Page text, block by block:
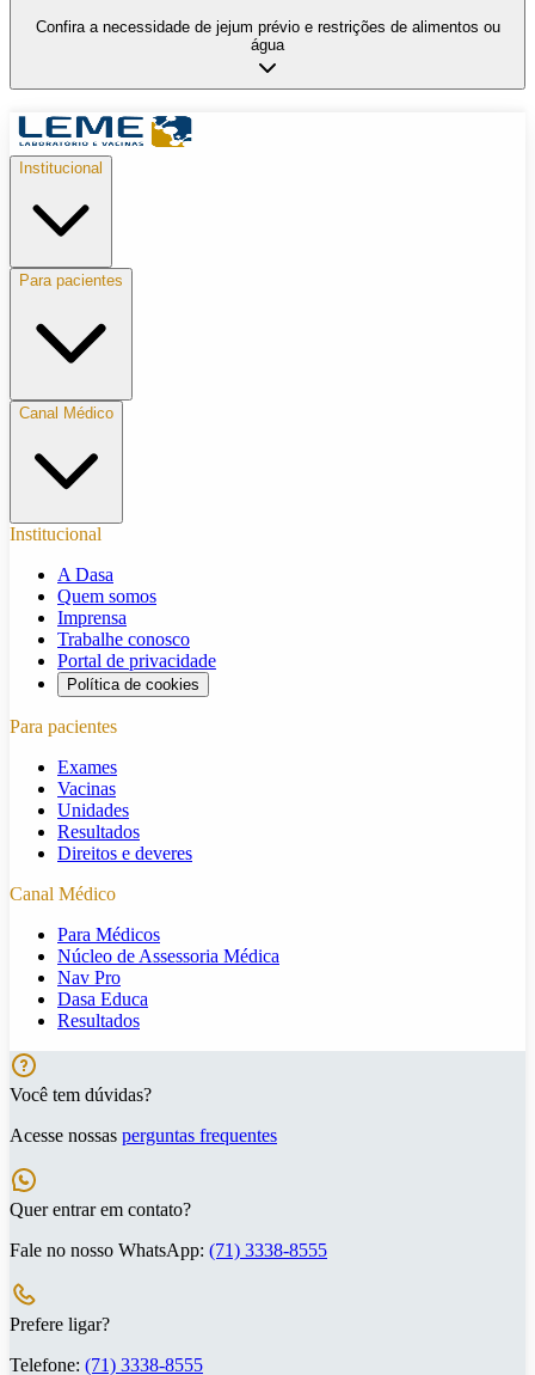
Confira a necessidade de jejum prévio e restrições de alimentos ou
água
Institucional
Para pacientes
Canal Médico
Institucional
A Dasa
Quem somos
Imprensa
Trabalhe conosco
Portal de privacidade
Política de cookies
Para pacientes
Exames
Vacinas
Unidades
Resultados
Direitos e deveres
Canal Médico
Para Médicos
Núcleo de Assessoria Médica
Nav Pro
Dasa Educa
Resultados
Você tem dúvidas?
Acesse nossas perguntas frequentes
Quer entrar em contato?
Fale no nosso WhatsApp: (71) 3338-8555
Prefere ligar?
Telefone: (71) 3338-8555